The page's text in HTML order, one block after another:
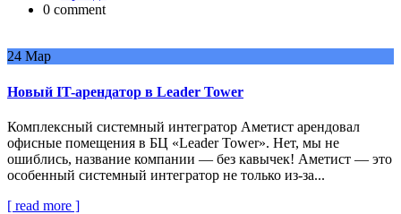
0 comment
24 Мар
Новый IT-арендатор в Leader Tower
Комплексный системный интегратор Аметист арендовал
офисные помещения в БЦ «Leader Tower». Нет, мы не
ошиблись, название компании — без кавычек! Аметист — это
особенный системный интегратор не только из-за...
[ read more ]